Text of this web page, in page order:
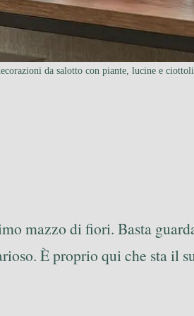
da salotto con piante, lucine e
mazzo di fiori. Basta
È proprio qui che sta il